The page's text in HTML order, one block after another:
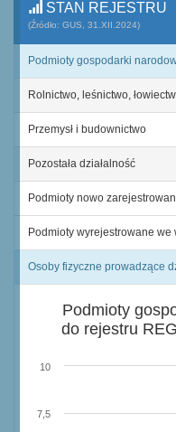
STAN REJESTRU
(Źródło: GUS, 31.XII.2024)
Podmioty gospodarki
Rolnictwo, leśnictwo,
Przemysł i budownictwo
Pozostała działalność
Podmioty nowo
Podmioty wyrejestrowane
Osoby fizyczne prowadzące
Podmioty
do rejestru
7,5
10